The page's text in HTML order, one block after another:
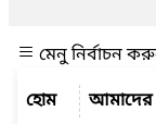
মেনু নির্বাচন
আমাদের